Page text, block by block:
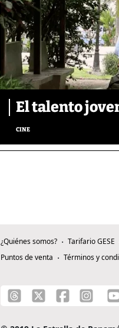
El talento
CINE
¿Quiénes somos? Tarifario GESE
Puntos de venta
Términos y